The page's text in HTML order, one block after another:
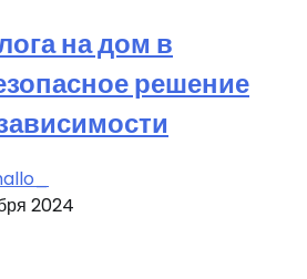
на дом в
решение
2024